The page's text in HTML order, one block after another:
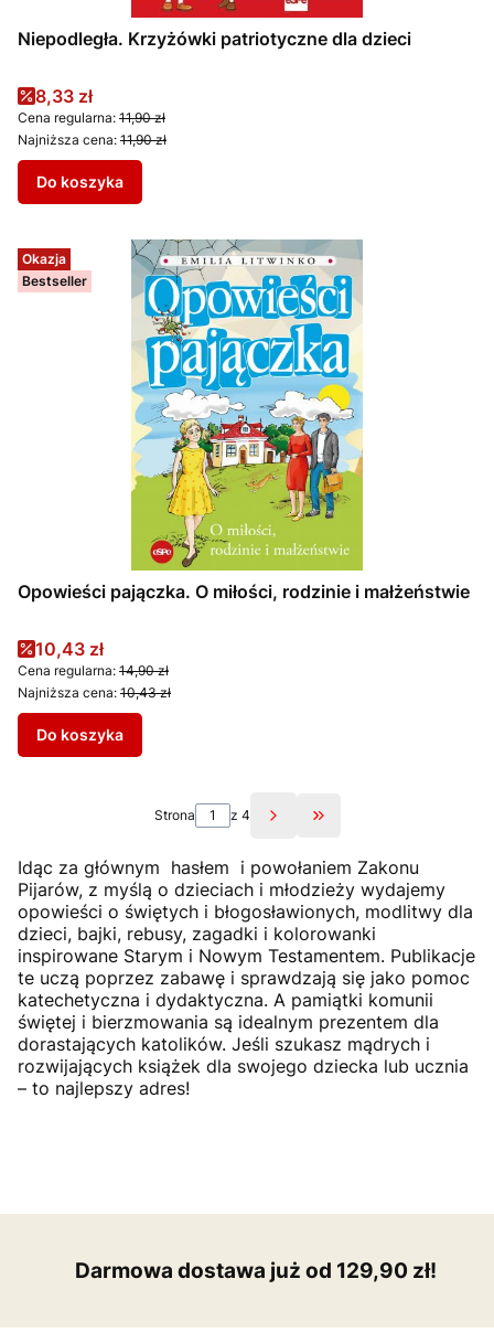
Niepodległa. Krzyżówki patriotyczne dla dzieci
Cena promocyjna
8,33 zł
Cena regularna: 11,90 zł
Najniższa cena: 11,90 zł
Do koszyka
Okazja
Bestseller
Opowieści pajączka. O miłości, rodzinie i małżeństwie
Cena promocyjna
10,43 zł
Cena regularna: 14,90 zł
Najniższa cena: 10,43 zł
Do koszyka
Strona z 4 Przejdź do ostatniej
Idąc za głównym hasłem i powołaniem Zakonu
Pijarów, z myślą o dzieciach i młodzieży wydajemy
opowieści o świętych i błogosławionych, modlitwy dla
dzieci, bajki, rebusy, zagadki i kolorowanki
inspirowane Starym i Nowym Testamentem. Publikacje
te uczą poprzez zabawę i sprawdzają się jako pomoc
katechetyczna i dydaktyczna. A pamiątki komunii
świętej i bierzmowania są idealnym prezentem dla
dorastających katolików. Jeśli szukasz mądrych i
rozwijających książek dla swojego dziecka lub ucznia
– to najlepszy adres!
Darmowa dostawa już od 129,90 zł!